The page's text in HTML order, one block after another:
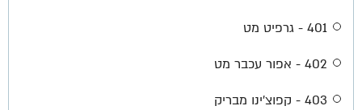
401 - גרפיט מט
402 - אפור עכבר מט
403 - קפוצ'ינו מבריק